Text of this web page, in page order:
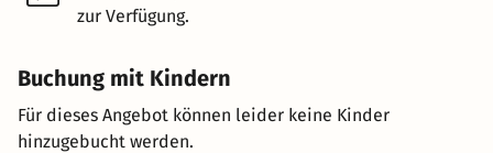
zur Verfügung.
Buchung mit Kindern
Für dieses Angebot können leider keine Kinder
hinzugebucht werden.